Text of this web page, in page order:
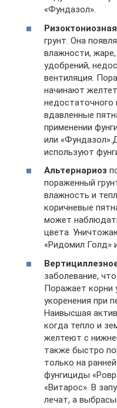
«Фундазол».
грунт. Она
влажности,
удобрений,
вентиляция.
начинают
недостаточного
вдавленные
применении
или
используют
Альтернариоз
пораженный
влажность и
коричневые
может
цвета.
«Ридомил Голд»
заболевание,
Поражает корни
укоренения при
Наивысшая
когда тепло и
желтеют с
также быстро
только на
фунгициды
«Витарос». В
лечат, а